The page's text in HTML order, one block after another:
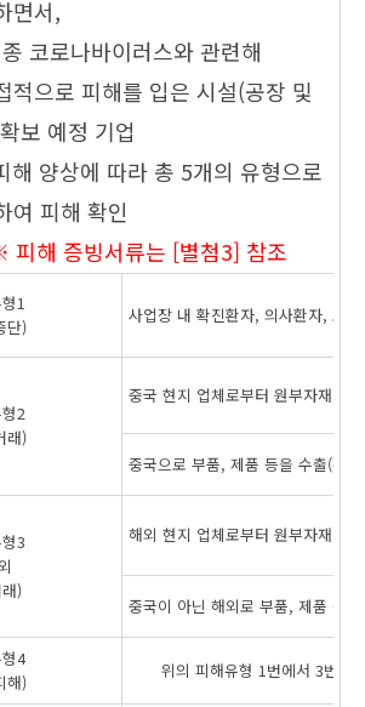
면서,
코로나바이러스와 관련해
적으로 피해를 입은 시설(공장 및
보 예정 기업
양상에 따라 총 5개의 유형으로
여 피해 확인
피해 증빙서류는 [별첨3] 참조
1
단)
사업장 내 확진환자, 의사환자, 조
2
래)
중국 현지 업체로부터 원부자재,
중국으로 부품, 제품 등을 수출(간
3
)
해외 현지 업체로부터 원부자재,
중국이 아닌 해외로 부품, 제품 등
4
해)
위의 피해유형 1번에서 3번까